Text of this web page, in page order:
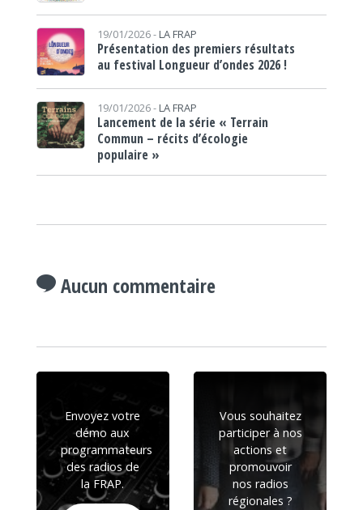
19/01/2026 - LA FRAP
Présentation des premiers résultats
au festival Longueur d’ondes 2026 !
19/01/2026 - LA FRAP
Lancement de la série « Terrain
Commun – récits d’écologie
populaire »
Aucun commentaire
Envoyez votre
démo aux
programmateurs
des radios de
la FRAP.
Vous souhaitez
participer à nos
actions et
promouvoir
nos radios
régionales ?